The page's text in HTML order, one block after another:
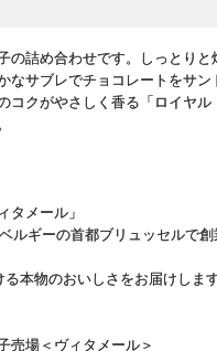
の詰め合わせです。しっとりと
なサブレでチョコレートをサ
コクがやさしく香る「ロイヤル
タメール」
ルギーの首都ブリュッセルで
本物のおいしさをお届けします
売場＜ヴィタメール＞